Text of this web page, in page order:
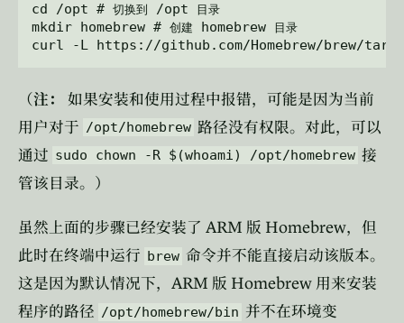
cd /opt # 切换到 /opt 目录
mkdir homebrew # 创建 homebrew 目录
（注：
如果安装和使用过程中报错，可能是因为当前
用户对于 /opt/homebrew 路径没有权限。对此，可以
通过 sudo chown -R $(whoami) /opt/homebrew 接
管该目录。）
虽然上面的步骤已经安装了 ARM 版 Homebrew，但
此时在终端中运行 brew 命令并不能直接启动该版本。
这是因为默认情况下， ARM 版 Homebrew 用来安装
程序的路径 /opt/homebrew/bin 并不在环境变